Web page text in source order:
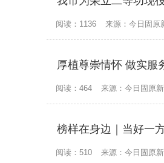
阅读：1136 来源：今日固原
厚植尊崇情怀 做实服
阅读：464 来源：今日固原
榜样在身边｜当好一
阅读：510 来源：今日固原